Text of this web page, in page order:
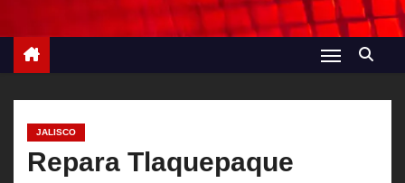
JALISCO
Repara Tlaquepaque